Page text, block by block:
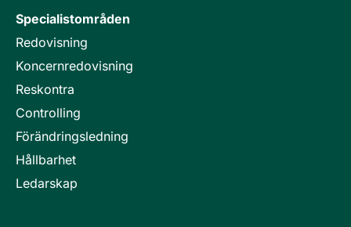
Specialistområden
Redovisning
Koncernredovisning
Reskontra
Controlling
Förändringsledning
Hållbarhet
Ledarskap